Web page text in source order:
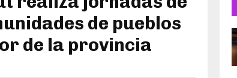
de pueblos
de la provincia